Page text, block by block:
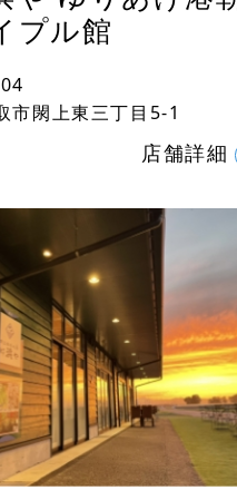
プル館
市閖上東三丁目5-1
店舗詳細